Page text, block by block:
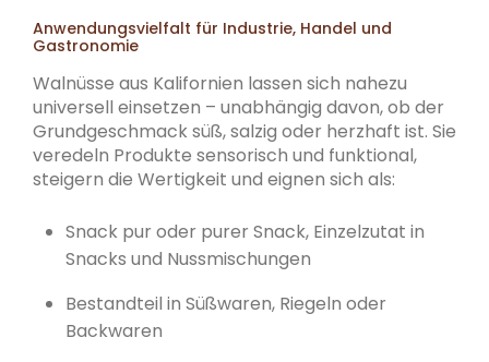
Anwendungsvielfalt für Industrie, Handel und
Gastronomie
Walnüsse aus Kalifornien lassen sich nahezu
universell einsetzen – unabhängig davon, ob der
Grundgeschmack süß, salzig oder herzhaft ist. Sie
veredeln Produkte sensorisch und funktional,
steigern die Wertigkeit und eignen sich als:
Snack pur oder purer Snack, Einzelzutat in
Snacks und Nussmischungen
Bestandteil in Süßwaren, Riegeln oder
Backwaren